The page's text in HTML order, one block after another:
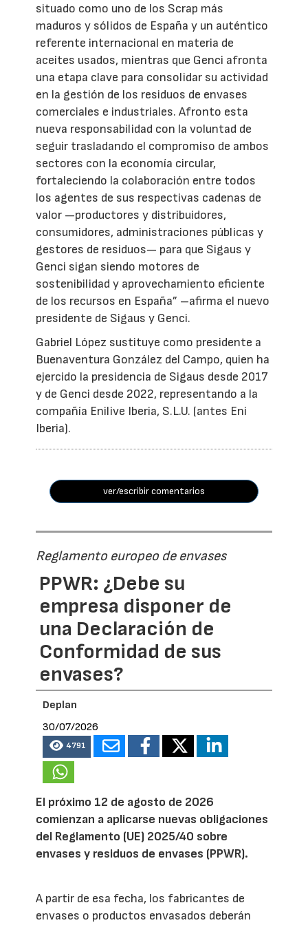
situado como uno de los Scrap más
maduros y sólidos de España y un auténtico
referente internacional en materia de
aceites usados, mientras que Genci afronta
una etapa clave para consolidar su actividad
en la gestión de los residuos de envases
comerciales e industriales. Afronto esta
nueva responsabilidad con la voluntad de
seguir trasladando el compromiso de ambos
sectores con la economía circular,
fortaleciendo la colaboración entre todos
los agentes de sus respectivas cadenas de
valor —productores y distribuidores,
consumidores, administraciones públicas y
gestores de residuos— para que Sigaus y
Genci sigan siendo motores de
sostenibilidad y aprovechamiento eficiente
de los recursos en España” –afirma el nuevo
presidente de Sigaus y Genci.
Gabriel López sustituye como presidente a
Buenaventura González del Campo, quien ha
ejercido la presidencia de Sigaus desde 2017
y de Genci desde 2022, representando a la
compañía Enilive Iberia, S.L.U. (antes Eni
Iberia).
ver/escribir comentarios
Reglamento europeo de envases
PPWR: ¿Debe su
empresa disponer de
una Declaración de
Conformidad de sus
envases?
Deplan
30/07/2026
4791
El próximo 12 de agosto de 2026
comienzan a aplicarse nuevas obligaciones
del Reglamento (UE) 2025/40 sobre
envases y residuos de envases (PPWR).
A partir de esa fecha, los fabricantes de
envases o productos envasados deberán